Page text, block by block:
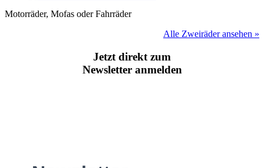
Motorräder, Mofas oder Fahrräder
Alle Zweiräder ansehen »
Jetzt direkt zum
Newsletter anmelden